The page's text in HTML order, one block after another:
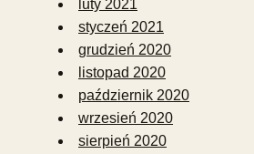
luty 2021
styczeń 2021
grudzień 2020
listopad 2020
październik 2020
wrzesień 2020
sierpień 2020